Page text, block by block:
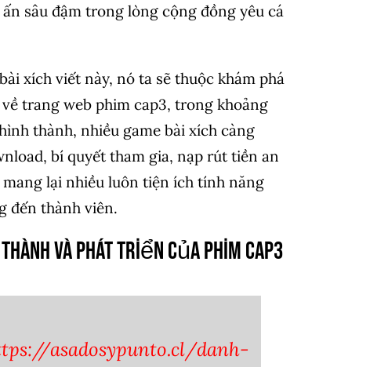
sâu đậm trong lòng cộng đồng yêu cá
xích viết này, nó ta sẽ thuộc khám phá
trang web phim cap3, trong khoảng
thành, nhiều game bài xích càng
bí quyết tham gia, nạp rút tiền an
lại nhiều luôn tiện ích tính năng
đến thành viên.
Và Phát Triển Của phim cap3
asadosypunto.cl/danh-